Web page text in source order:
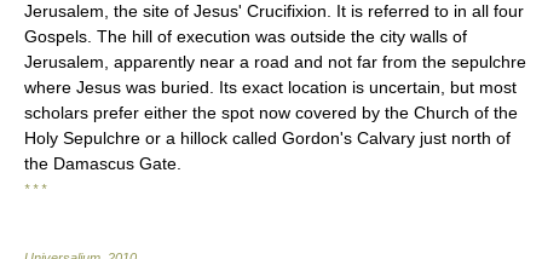
Jerusalem, the site of Jesus' Crucifixion. It is referred to in all four
Gospels. The hill of execution was outside the city walls of
Jerusalem, apparently near a road and not far from the sepulchre
where Jesus was buried. Its exact location is uncertain, but most
scholars prefer either the spot now covered by the Church of the
Holy Sepulchre or a hillock called Gordon's Calvary just north of
the Damascus Gate.
* * *